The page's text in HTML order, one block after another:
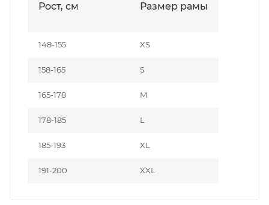
Рост, см Размер рамы
148-155 XS
158-165 S
165-178 M
178-185 L
185-193 XL
191-200 XXL